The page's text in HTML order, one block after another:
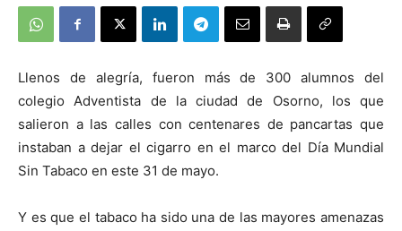
Llenos de alegría, fueron más de 300 alumnos del
colegio Adventista de la ciudad de Osorno, los que
salieron a las calles con centenares de pancartas que
instaban a dejar el cigarro en el marco del Día Mundial
Sin Tabaco en este 31 de mayo.
Y es que el tabaco ha sido una de las mayores amenazas